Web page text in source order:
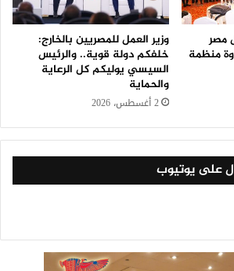
مصر
منظمة
وزير العمل للمصريين بالخارج:
خلفكم دولة قوية.. والرئيس
السيسي يوليكم كل الرعاية
والحماية
2 أغسطس، 2026
على يوتيوب